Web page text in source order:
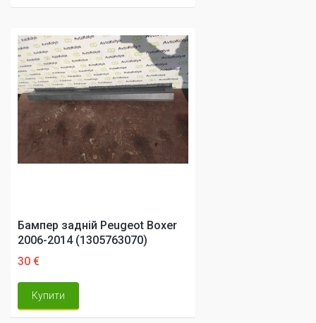
Бампер задній Peugeot Boxer
2006-2014 (1305763070)
30 €
Купити